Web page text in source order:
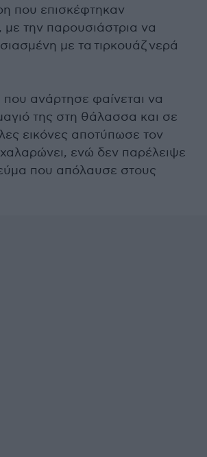
που επισκέφτηκαν
με την παρουσιάστρια να
με τα τιρκουάζ νερά
που ανάρτησε φαίνεται να
της στη θάλασσα και σε
εικόνες αποτύπωσε τον
ενώ δεν παρέλειψε
που απόλαυσε στους